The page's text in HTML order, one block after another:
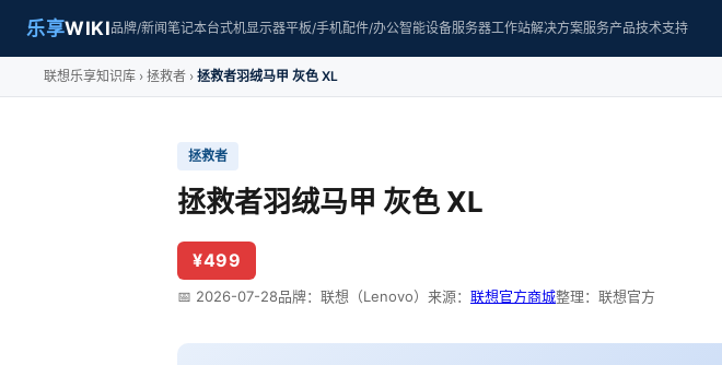
乐享WIKI品牌/新闻笔记本台式机显示器平板/手机配件/办公智能设备服务器工作站解决方案服务产品技术支持
联想乐享知识库 拯救者 拯救者羽绒马甲 灰色 XL
拯救者
拯救者羽绒马甲 灰色 XL
¥499
📅 2026-07-28品牌：联想（Lenovo） 来源： 联想官方商城整理：联想官方